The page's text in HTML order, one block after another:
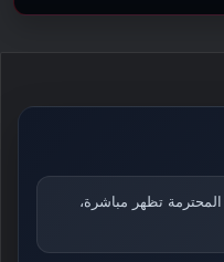
تظهر مباشرة،